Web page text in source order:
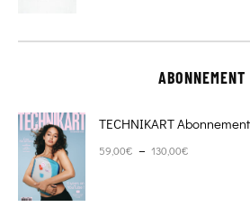
ABONNEMENT
TECHNIKART Abonnement
59,00€ – 130,00€